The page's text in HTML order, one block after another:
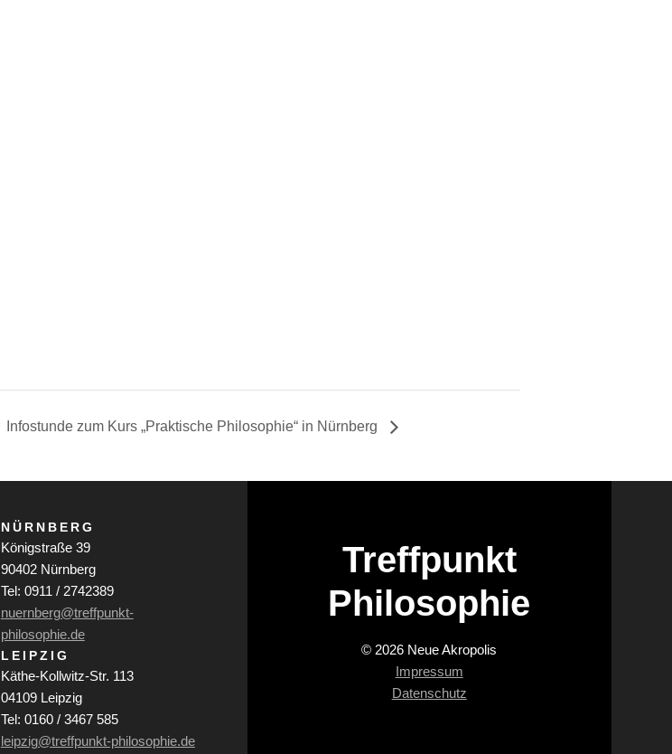
Infostunde zum Kurs „Praktische Philosophie“ in Nürnberg
NÜRNBERG
Königstraße 39
90402 Nürnberg
Tel: 0911 / 2742389
nuernberg@treffpunkt-
philosophie.de
LEIPZIG
Käthe-Kollwitz-Str. 113
04109 Leipzig
Tel: 0160 / 3467 585
leipzig@treffpunkt-philosophie.de
Treffpunkt
Philosophie
© 2026 Neue Akropolis
Impressum
Datenschutz